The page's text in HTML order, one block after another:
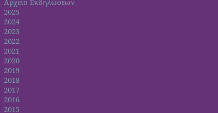
Αρχείο Εκδηλώσεων
2025
2024
2023
2022
2021
2020
2019
2018
2017
2016
2015